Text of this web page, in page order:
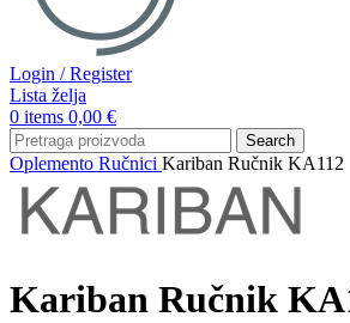
Login / Register
Lista želja
0 items 0,00 €
Search
Oplemento Ručnici Kariban Ručnik KA112
Kariban Ručnik